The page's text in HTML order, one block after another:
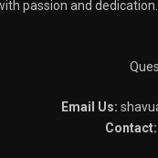
passion and
Email Us:
Contact: